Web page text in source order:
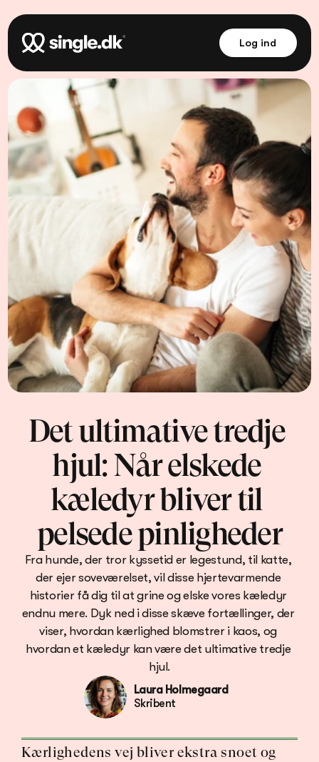
Log ind
Det ultimative tredje
hjul: Når elskede
kæledyr bliver til
pelsede pinligheder
Fra hunde, der tror kyssetid er legestund, til katte,
der ejer soveværelset, vil disse hjertevarmende
historier få dig til at grine og elske vores kæledyr
endnu mere. Dyk ned i disse skæve fortællinger, der
viser, hvordan kærlighed blomstrer i kaos, og
hvordan et kæledyr kan være det ultimative tredje
hjul.
Laura Holmegaard
Skribent
Kærlighedens vej bliver ekstra snoet og